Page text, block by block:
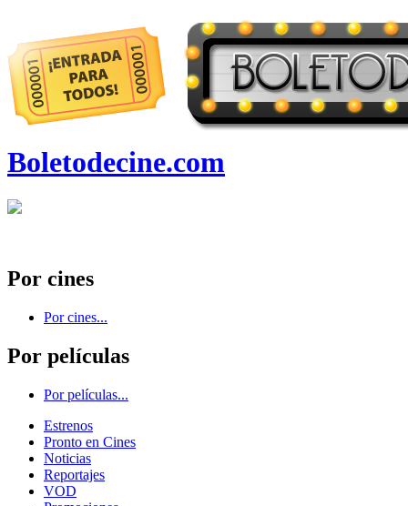
Boletodecine.com
Por cines
Por cines...
Por películas
Por películas...
Estrenos
Pronto en Cines
Noticias
Reportajes
VOD